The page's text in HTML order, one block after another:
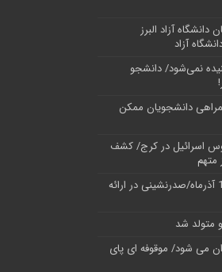
آزاد البرز
آز‌اد
نمی‌شود/ دانشجو
دانشجویان ممکن
اسرائیل در کرج/‌ کشف
عناوین روزنامه‌های البرز در ‌18 آذرماه/صدرنشینی در ارائه
متولد شد
می شود/ موقوفه ای پای